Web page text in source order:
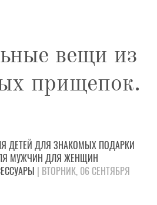
вещи из
прищепок.
ДЕТЕЙ ДЛЯ ЗНАКОМЫХ ПОДАРКИ
МУЖЧИН ДЛЯ ЖЕНЩИН
| ВТОРНИК, 06 СЕНТЯБРЯ